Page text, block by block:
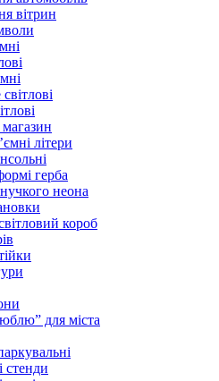
вітрин
літери
герба
неона
короб
для міста
стенди